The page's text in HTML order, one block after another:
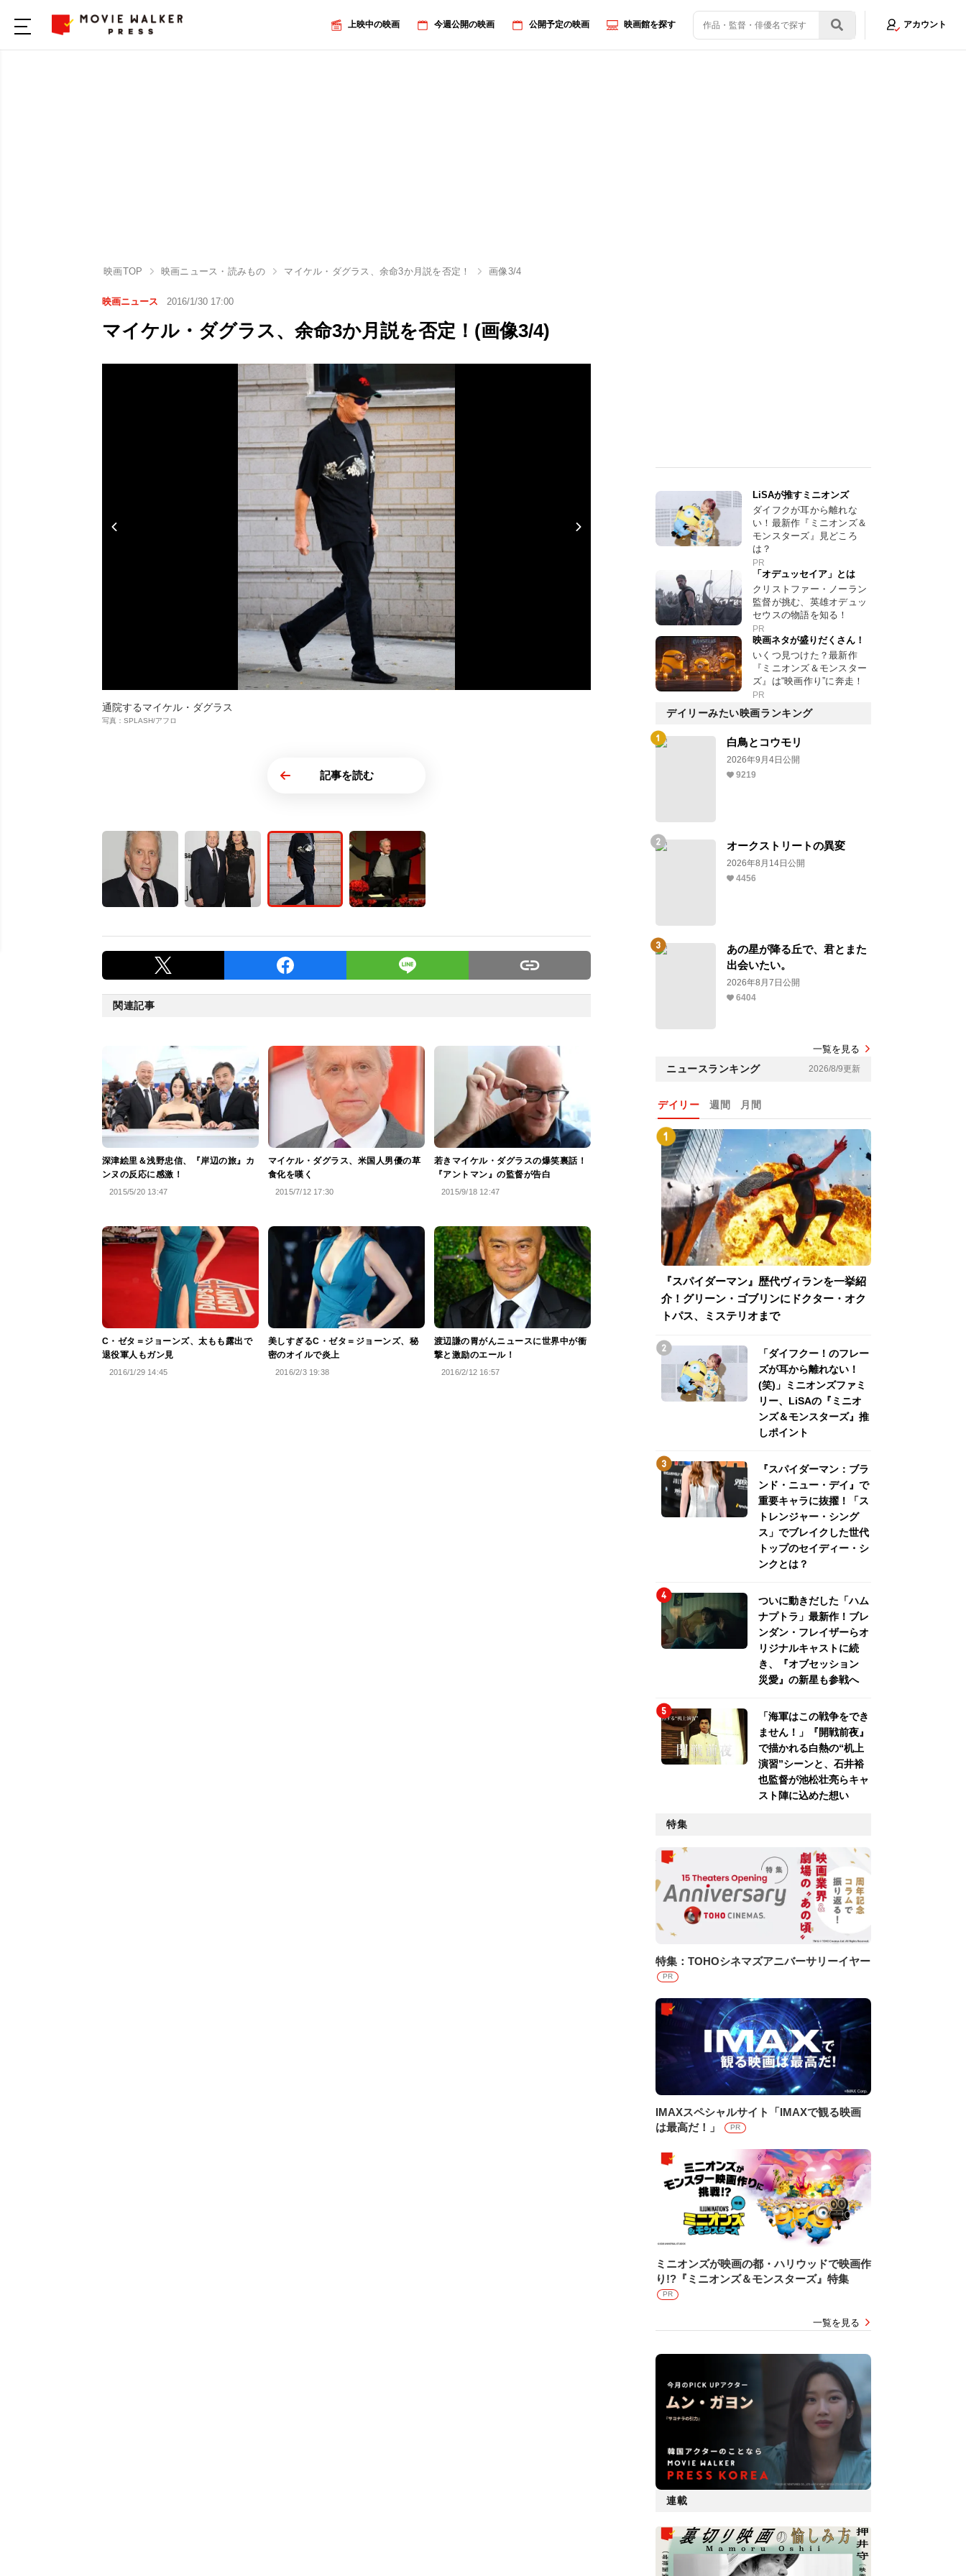
上映中の映画 今週公開の映画 公開予定の映画 映画館を探す アカウント
映画TOP 映画ニュース・読みもの マイケル・ダグラス、余命3か月説を否定！ 画像3/4
映画ニュース 2016/1/30 17:00
マイケル・ダグラス、余命3か月説を否定！(画像3/4)
通院するマイケル・ダグラス
写真：SPLASH/アフロ
記事を読む
関連記事
深津絵里＆浅野忠信、『岸辺の旅』カ
ンヌの反応に感激！
2015/5/20 13:47
マイケル・ダグラス、米国人男優の草
食化を嘆く
2015/7/12 17:30
若きマイケル・ダグラスの爆笑裏話！
『アントマン』の監督が告白
2015/9/18 12:47
C・ゼタ＝ジョーンズ、太もも露出で
退役軍人もガン見
2016/1/29 14:45
美しすぎるC・ゼタ＝ジョーンズ、秘
密のオイルで炎上
2016/2/3 19:38
渡辺謙の胃がんニュースに世界中が衝
撃と激励のエール！
2016/2/12 16:57
LiSAが推すミニオンズ
ダイフクが耳から離れな
い！最新作『ミニオンズ＆
モンスターズ』見どころ
は？
PR
「オデュッセイア」とは
クリストファー・ノーラン
監督が挑む、英雄オデュッ
セウスの物語を知る！
PR
映画ネタが盛りだくさん！
いくつ見つけた？最新作
『ミニオンズ＆モンスター
ズ』は“映画作り”に奔走！
PR
デイリーみたい映画ランキング
白鳥とコウモリ
2026年9月4日公開
9219
オークストリートの異変
2026年8月14日公開
4456
あの星が降る丘で、君とまた
出会いたい。
2026年8月7日公開
6404
一覧を見る
ニュースランキング 2026/8/9更新
デイリー 週間 月間
『スパイダーマン』歴代ヴィランを一挙紹
介！グリーン・ゴブリンにドクター・オク
トパス、ミステリオまで
「ダイフクー！のフレー
ズが耳から離れない！
(笑)」ミニオンズファミ
リー、LiSAの『ミニオ
ンズ＆モンスターズ』推
しポイント
『スパイダーマン：ブラ
ンド・ニュー・デイ』で
重要キャラに抜擢！「ス
トレンジャー・シング
ス」でブレイクした世代
トップのセイディー・シ
ンクとは？
ついに動きだした「ハム
ナプトラ」最新作！ブレ
ンダン・フレイザーらオ
リジナルキャストに続
き、『オブセッション
災愛』の新星も参戦へ
「海軍はこの戦争をでき
ません！」『開戦前夜』
で描かれる白熱の“机上
演習”シーンと、石井裕
也監督が池松壮亮らキャ
スト陣に込めた想い
特集
特集：TOHOシネマズアニバーサリーイヤー
PR
IMAXスペシャルサイト「IMAXで観る映画
は最高だ！」
PR
ミニオンズが映画の都・ハリウッドで映画作
り!?『ミニオンズ＆モンスターズ』特集
PR
一覧を見る
連載